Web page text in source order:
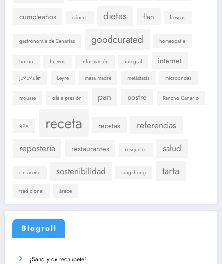
cumpleaños cáncer dietas flan frescos
gastronomía de Canarias goodcurated homeopatia
horno huevos información integral internet
J.M.Mulet Leyre masa madre metástasis microondas
mousse olla a presión pan postre Rancho Canario
REA receta recetas
referencias
repostería
restaurantes rosquetes salud
sin aceite sostenibilidad tangzhong tarta
tradicional árabe
Blogroll
¡Sano y de rechupete!